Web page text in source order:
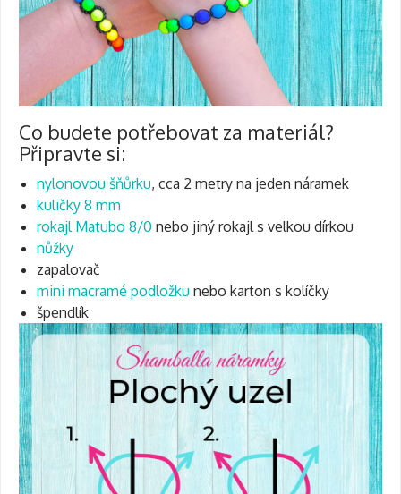
Co budete potřebovat za materiál?
Připravte si:
nylonovou šňůrku, cca 2 metry na jeden náramek
kuličky 8 mm
rokajl Matubo 8/0 nebo jiný rokajl s velkou dírkou
nůžky
zapalovač
mini macramé podložku nebo karton s kolíčky
špendlík